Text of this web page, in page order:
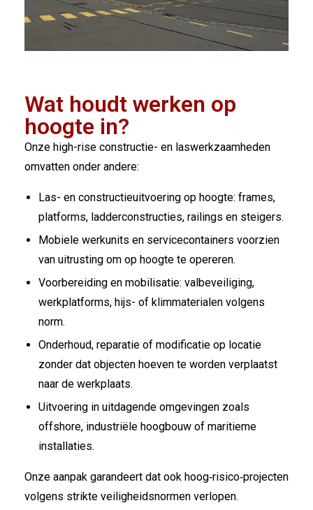
Wat houdt werken op
hoogte in?
Onze high-rise constructie- en laswerkzaamheden
omvatten onder andere:
Las- en constructie­uitvoering op hoogte: frames,
platforms, ladderconstructies, railings en steigers.
Mobiele werkunits en servicecontainers voorzien
van uitrusting om op hoogte te opereren.
Voorbereiding en mobilisatie: valbeveiliging,
werkplatforms, hijs- of klimmaterialen volgens
norm.
Onderhoud, reparatie of modificatie op locatie
zonder dat objecten hoeven te worden verplaatst
naar de werkplaats.
Uitvoering in uitdagende omgevingen zoals
offshore, industriële hoogbouw of maritieme
installaties.
Onze aanpak garandeert dat ook hoog‐risico‐projecten
volgens strikte veiligheidsnormen verlopen.